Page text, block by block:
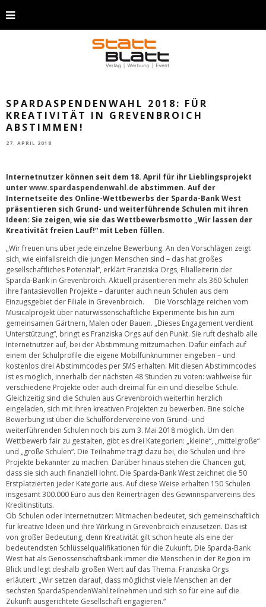
SPARDASPENDENWAHL 2018: FÜR
KREATIVITÄT IN GREVENBROICH
ABSTIMMEN!
27. APRIL 2018
Internetnutzer können seit dem 18. April für ihr Lieblingsprojekt
unterwww.spardaspendenwahl.de abstimmen. Auf der
Internetseite des Online-Wettbewerbs der Sparda-Bank West
präsentieren sich Grund- und weiterführende Schulen mit ihren
Ideen: Sie zeigen, wie sie das Wettbewerbsmotto „Wir lassen der
Kreativität freien Lauf!“ mit Leben füllen.
„Wir freuen uns über jede einzelne Bewerbung. An den Vorschlägen zeigt
sich, wie einfallsreich die jungen Menschen sind – das hat großes
gesellschaftliches Potenzial“, erklärt Franziska Orgs, Filialleiterin der
Sparda-Bank in Grevenbroich. Aktuell präsentieren mehr als 360 Schulen
ihre fantasievollen Projekte – darunter auch neun Schulen aus dem
Einzugsgebiet der Filiale in Grevenbroich. Die Vorschläge reichen vom
Musicalprojekt über naturwissenschaftliche Experimente bis hin zum
gemeinsamen Gärtnern, Malen oder Bauen. „Dieses Engagement verdient
Unterstützung“, bringt es Franziska Orgs auf den Punkt. Sie ruft deshalb alle
Internetnutzer auf, bei der Abstimmung mitzumachen. Dafür einfach auf
einem der Schulprofile die eigene Mobilfunknummer eingeben – und
kostenlos drei Abstimmcodes per SMS erhalten. Mit diesen Abstimmcodes
ist es möglich, innerhalb der nächsten 48 Stunden zu voten: wahlweise für
verschiedene Projekte oder auch dreimal für ein und dieselbe Schule.
Gleichzeitig sind die Schulen aus Grevenbroich weiterhin herzlich
eingeladen, sich mit ihren kreativen Projekten zu bewerben. Eine solche
Bewerbung ist über die Schulfördervereine von Grund- und
weiterführenden Schulen noch bis zum 3. Mai 2018 möglich. Um den
Wettbewerb fair zu gestalten, gibt es drei Kategorien: „kleine“, „mittelgroße“
und „große Schulen“. Die Teilnahme trägt dazu bei, die Schulen und ihre
Projekte bekannter zu machen. Darüber hinaus stehen die Chancen gut,
dass sie sich auch finanziell lohnt. Die Sparda-Bank West zeichnet die 50
Erstplatzierten jeder Kategorie aus. Auf diese Weise erhalten 150 Schulen
insgesamt 300.000 Euro aus den Reinerträgen des Gewinnsparvereins des
Kreditinstituts.
Ob Schulen oder Internetnutzer: Mitmachen bedeutet, sich gemeinschaftlich
für kreative Ideen und ihre Wirkung in Grevenbroich einzusetzen. Das ist
von großer Bedeutung, denn Kreativität gilt schon heute als eine der
bedeutendsten Schlüsselqualifikationen für die Zukunft. Die Sparda-Bank
West hat als Genossenschaftsbank immer die Menschen in der Region im
Blick und legt deshalb großen Wert auf das Thema. Franziska Orgs
erläutert: „Wir setzen darauf, dass möglichst viele Menschen an der
sechsten SpardaSpendenWahl teilnehmen und sich so für eine auf die
Zukunft ausgerichtete Gesellschaft engagieren.“